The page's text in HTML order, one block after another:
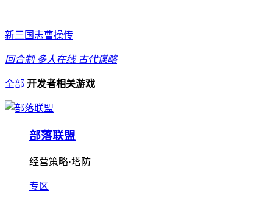
新三国志曹操传
回合制 多人在线 古代谋略
全部 开发者相关游戏
部落联盟
经营策略·塔防
专区